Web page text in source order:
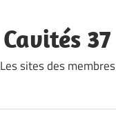
Cavités 37
Les sites des membres